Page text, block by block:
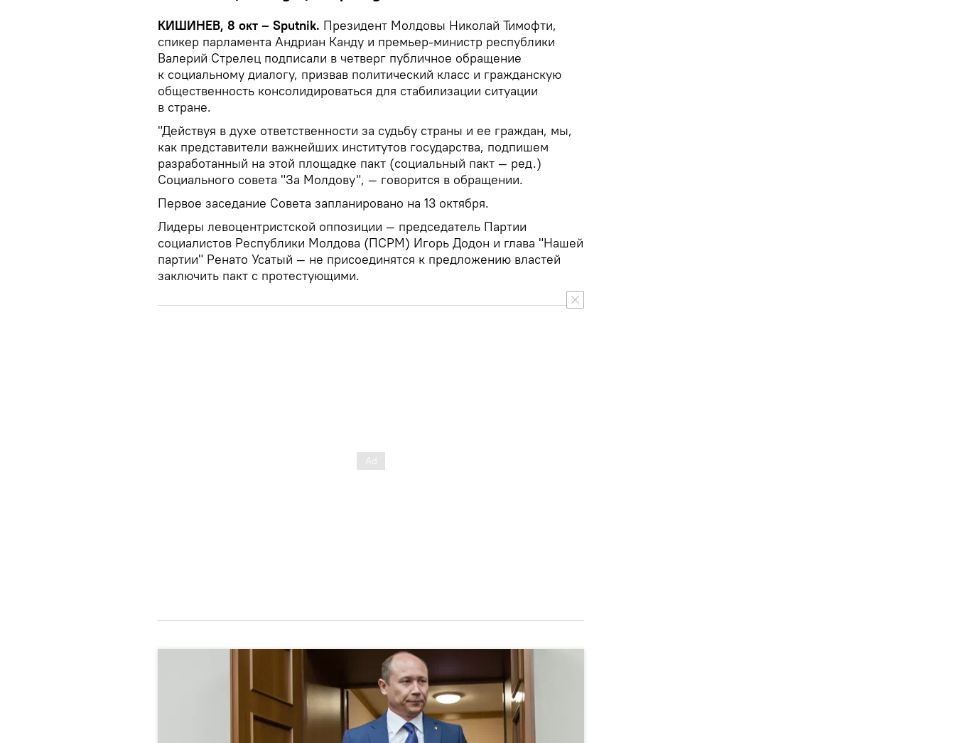
КИШИНЕВ, 8 окт – Sputnik. Президент Молдовы Николай Тимофти,
спикер парламента Андриан Канду и премьер-министр республики
Валерий Стрелец подписали в четверг публичное обращение
к социальному диалогу, призвав политический класс и гражданскую
общественность консолидироваться для стабилизации ситуации
в стране.
"Действуя в духе ответственности за судьбу страны и ее граждан, мы,
как представители важнейших институтов государства, подпишем
разработанный на этой площадке пакт (социальный пакт — ред.)
Социального совета "За Молдову", — говорится в обращении.
Первое заседание Совета запланировано на 13 октября.
Лидеры левоцентристской оппозиции — председатель Партии
социалистов Республики Молдова (ПСРМ) Игорь Додон и глава "Нашей
партии" Ренато Усатый — не присоединятся к предложению властей
заключить пакт с протестующими.